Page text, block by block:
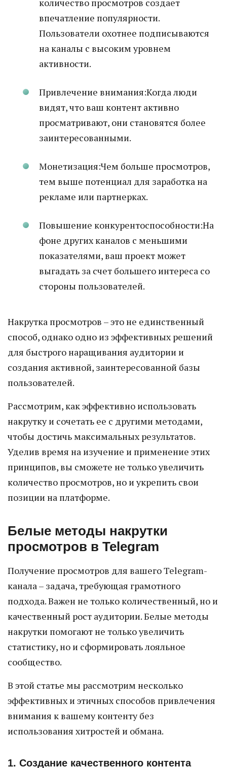
количество просмотров создает
впечатление популярности.
Пользователи охотнее подписываются
на каналы с высоким уровнем
активности.
Привлечение внимания:Когда люди
видят, что ваш контент активно
просматривают, они становятся более
заинтересованными.
Монетизация:Чем больше просмотров,
тем выше потенциал для заработка на
рекламе или партнерках.
Повышение конкурентоспособности:На
фоне других каналов с меньшими
показателями, ваш проект может
выгадать за счет большего интереса со
стороны пользователей.
Накрутка просмотров – это не единственный
способ, однако одно из эффективных решений
для быстрого наращивания аудитории и
создания активной, заинтересованной базы
пользователей.
Рассмотрим, как эффективно использовать
накрутку и сочетать ее с другими методами,
чтобы достичь максимальных результатов.
Уделив время на изучение и применение этих
принципов, вы сможете не только увеличить
количество просмотров, но и укрепить свои
позиции на платформе.
Белые методы накрутки
просмотров в Telegram
Получение просмотров для вашего Telegram-
канала – задача, требующая грамотного
подхода. Важен не только количественный, но и
качественный рост аудитории. Белые методы
накрутки помогают не только увеличить
статистику, но и сформировать лояльное
сообщество.
В этой статье мы рассмотрим несколько
эффективных и этичных способов привлечения
внимания к вашему контенту без
использования хитростей и обмана.
1. Создание качественного контента